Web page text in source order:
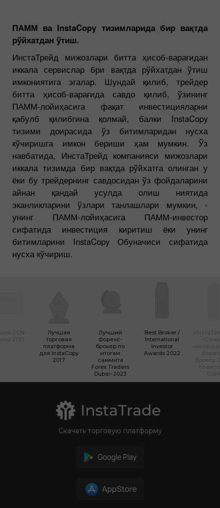
ПАММ ва InstaCopy тизимларида бир вақтда
рўйхатдан ўтиш.
ИнстаТрейд мижозлари битта ҳисоб-варағидан
иккала сервислар бри вақтда рўйхатдан ўтиш
имкониятига эгалар. Шундай қилиб, трейдер
битта ҳисоб-варағида савдо қилиб, ўзининг
ПАММ-лойиҳасига фақат инвестицияларни
қабулб қилибгина қолмай, балки InstaCopy
тизими доирасида ўз битимларидан нусха
кўчиришга имкон бериши ҳам мумкин. Ўз
навбатида, ИнстаТрейд компанияси мижозлари
иккала тизимда бир вақтда рўйхатга олинган у
ёки бу трейдернинг савдосидан ўз фойдаларини
айнан қандай усулда олиш ниятида
эканликларини ўзлари танлашлари мумкин, -
унинг ПАММ-лойиҳасига ПАММ-инвестор
сифатида инвестиция киритиш ёки унинг
битимларини InstaCopy Обуначиси сифатида
нусха кўчириш.
Лучшая
торговая
платформа
для InstaCopy
2017
Лучший
Форекс-
брокер по
итогам
саммита
Forex Traders
Dubai–2023
Best Broker /
International
Investor
Awards 2022
Скачать торговую платформу